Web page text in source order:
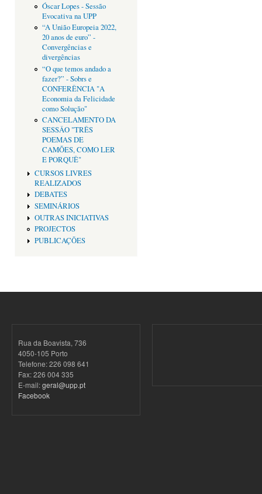
Óscar Lopes - Sessão
Evocativa na UPP
“A União Europeia 2022,
20 anos de euro” -
Convergências e
divergências
“O que temos andado a
fazer?” - Sobrs e
CONFERÊNCIA "A
Economia da Felicidade
como Solução"
CANCELAMENTO DA
SESSÂO "TRÊS
POEMAS DE
CAMÕES, COMO LER
E PORQUÊ"
CURSOS LIVRES
REALIZADOS
DEBATES
SEMINÁRIOS
OUTRAS INICIATIVAS
PROJECTOS
PUBLICAÇÕES
Rua da Boavista, 736
4050-105 Porto
Telefone: 226 098 641
Fax: 226 004 335
E-mail:geral@upp.pt
Facebook